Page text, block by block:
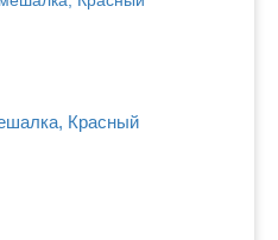
Красный